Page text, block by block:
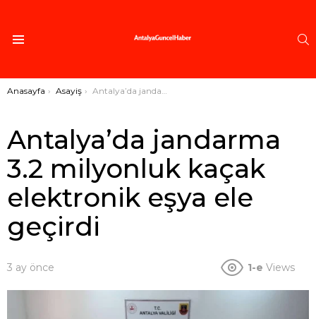
Buradasınız:
Anasayfa Asayiş Antalya’da jandarma 3.2 milyonluk kaçak elektronik eşya ele geçirdi
Antalya’da jandarma
3.2 milyonluk kaçak
elektronik eşya ele
geçirdi
3 ay önce 1-e Views